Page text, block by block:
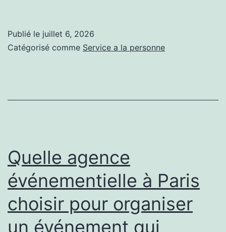
une
du
premier
rendez-
vous
à
Publié le juillet 6, 2026
Catégorisé comme Service a la personne
Quelle agence
événementielle à Paris
choisir pour organiser
un événement qui